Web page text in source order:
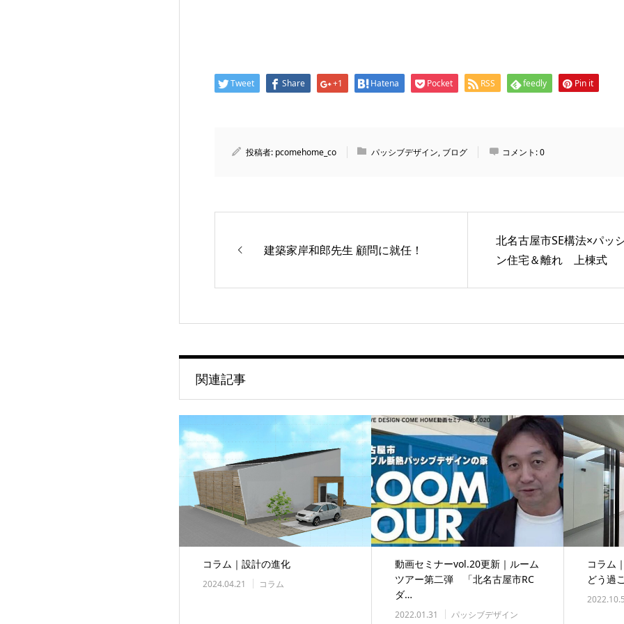
Tweet Share +1 Hatena Pocket RSS feedly Pin it
投稿者: pcomehome_co パッシブデザイン, ブログ コメント:0
建築家岸和郎先生 顧問に就任！
北名古屋市SE構法×パッ
ン住宅＆離れ 上棟式
関連記事
コラム｜設計の進化
2024.04.21 コラム
動画セミナーvol.20更新｜ルーム
ツアー第二弾 「北名古屋市RC
ダ…
2022.01.31 パッシブデザイン
コラム
どう過
2022.10.5